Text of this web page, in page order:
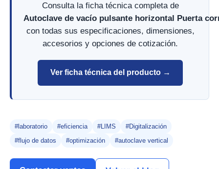
Consulta la ficha técnica completa de
Autoclave de vacío pulsante horizontal Puerta
con todas sus especificaciones, dimensiones,
accesorios y opciones de cotización.
Ver ficha técnica del producto →
#laboratorio #eficiencia #LIMS
#Digitalización
#flujo de datos
#optimización #autoclave vertical